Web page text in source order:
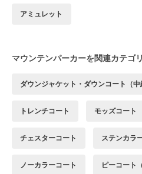
アミュレット
マウンテンパーカーを関連カテゴ
ダウンジャケット・ダウンコート（中
トレンチコート モッズコート
チェスターコート ステンカラ
ノーカラーコート ピーコート